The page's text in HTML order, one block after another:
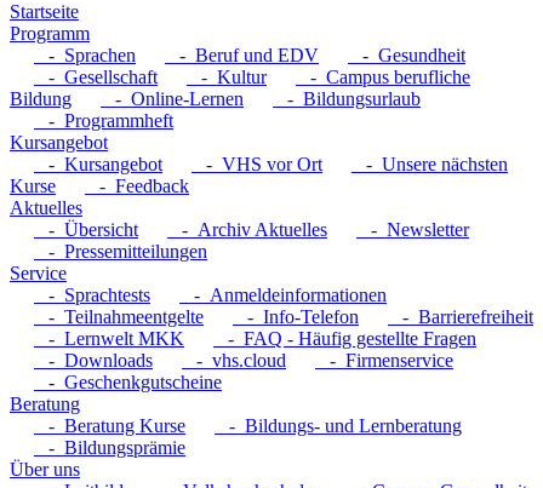
Startseite
Programm
- Sprachen
- Beruf und EDV
- Gesundheit
- Gesellschaft
- Kultur
- Campus berufliche
Bildung
- Online-Lernen
- Bildungsurlaub
- Programmheft
Kursangebot
- Kursangebot
- VHS vor Ort
- Unsere nächsten
Kurse
- Feedback
Aktuelles
- Übersicht
- Archiv Aktuelles
- Newsletter
- Pressemitteilungen
Service
- Sprachtests
- Anmeldeinformationen
- Teilnahmeentgelte
- Info-Telefon
- Barrierefreiheit
- Lernwelt MKK
- FAQ - Häufig gestellte Fragen
- Downloads
- vhs.cloud
- Firmenservice
- Geschenkgutscheine
Beratung
- Beratung Kurse
- Bildungs- und Lernberatung
- Bildungsprämie
Über uns